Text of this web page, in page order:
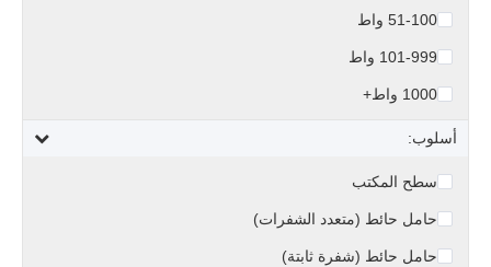
51-100 واط
101-999 واط
1000 واط+
أسلوب:
سطح المكتب
حامل حائط (متعدد الشفرات)
حامل حائط (شفرة ثابتة)